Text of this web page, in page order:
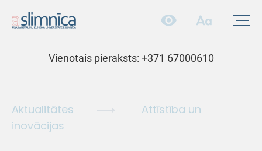
Vienotais pieraksts: +371 67000610
Aktualitātes
Attīstība un
inovācijas